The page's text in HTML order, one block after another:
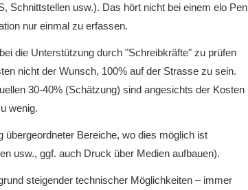
usw.). Das hört nicht bei einem elo Pen
nur einmal zu erfassen.
die Unterstützung durch "Schreibkräfte" zu prüfen
nicht der Wunsch, 100% auf der Strasse zu sein.
30-40% (Schätzung) sind angesichts der Kosten
wenig.
Bereiche, wo dies möglich ist
usw., ggf. auch Druck über Medien aufbauen).
steigender technischer Möglichkeiten – immer